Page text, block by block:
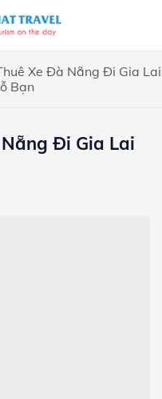
Xe Đà Nẵng Đi Gia Lai
Bạn
Đi Gia Lai